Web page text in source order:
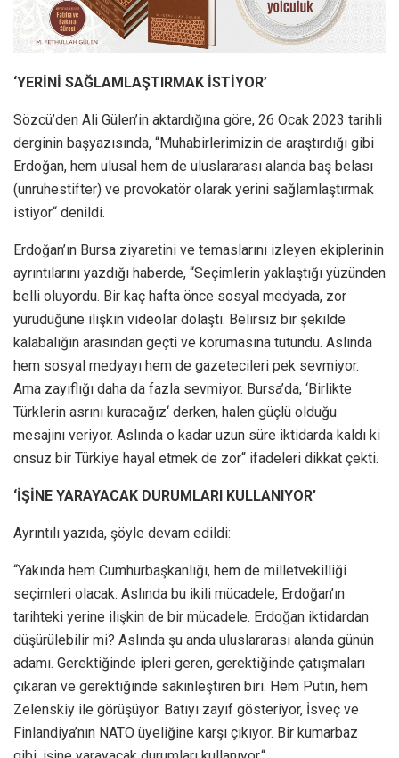
‘YERİNİ SAĞLAMLAŞTIRMAK İSTİYOR’
Sözcü’den Ali Gülen’in aktardığına göre, 26 Ocak 2023 tarihli
derginin başyazısında, “Muhabirlerimizin de araştırdığı gibi
Erdoğan, hem ulusal hem de uluslararası alanda baş belası
(unruhestifter) ve provokatör olarak yerini sağlamlaştırmak
istiyor“ denildi.
Erdoğan’ın Bursa ziyaretini ve temaslarını izleyen ekiplerinin
ayrıntılarını yazdığı haberde, “Seçimlerin yaklaştığı yüzünden
belli oluyordu. Bir kaç hafta önce sosyal medyada, zor
yürüdüğüne ilişkin videolar dolaştı. Belirsiz bir şekilde
kalabalığın arasından geçti ve korumasına tutundu. Aslında
hem sosyal medyayı hem de gazetecileri pek sevmiyor.
Ama zayıflığı daha da fazla sevmiyor. Bursa’da, ‘Birlikte
Türklerin asrını kuracağız‘ derken, halen güçlü olduğu
mesajını veriyor. Aslında o kadar uzun süre iktidarda kaldı ki
onsuz bir Türkiye hayal etmek de zor“ ifadeleri dikkat çekti.
‘İŞİNE YARAYACAK DURUMLARI KULLANIYOR’
Ayrıntılı yazıda, şöyle devam edildi:
“Yakında hem Cumhurbaşkanlığı, hem de milletvekilliği
seçimleri olacak. Aslında bu ikili mücadele, Erdoğan’ın
tarihteki yerine ilişkin de bir mücadele. Erdoğan iktidardan
düşürülebilir mi? Aslında şu anda uluslararası alanda günün
adamı. Gerektiğinde ipleri geren, gerektiğinde çatışmaları
çıkaran ve gerektiğinde sakinleştiren biri. Hem Putin, hem
Zelenskiy ile görüşüyor. Batıyı zayıf gösteriyor, İsveç ve
Finlandiya’nın NATO üyeliğine karşı çıkıyor. Bir kumarbaz